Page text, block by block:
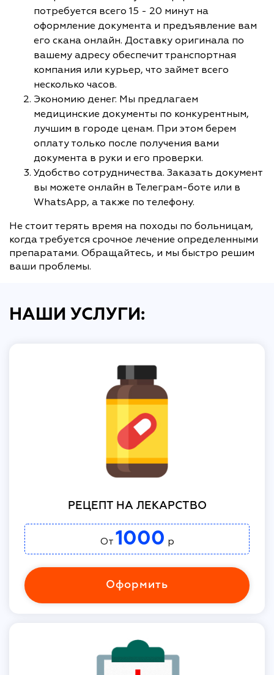
потребуется всего 15 - 20 минут на
оформление документа и предъявление вам
его скана онлайн. Доставку оригинала по
вашему адресу обеспечит транспортная
компания или курьер, что займет всего
несколько часов.
Экономию денег. Мы предлагаем
медицинские документы по конкурентным,
лучшим в городе ценам. При этом берем
оплату только после получения вами
документа в руки и его проверки.
Удобство сотрудничества. Заказать документ
вы можете онлайн в Телеграм-боте или в
WhatsApp, а также по телефону.
Не стоит терять время на походы по больницам,
когда требуется срочное лечение определенными
препаратами. Обращайтесь, и мы быстро решим
ваши проблемы.
НАШИ УСЛУГИ:
РЕЦЕПТ НА ЛЕКАРСТВО
От 1000 р
Оформить